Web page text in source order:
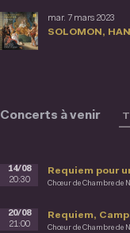
SOLOMON,
mar. 7 mars 2023
Concerts à venir
Requiem pour
Chœur de Chambre de
14/08
20:30
Requiem,
Chœur de Chambre de
20/08
21:00